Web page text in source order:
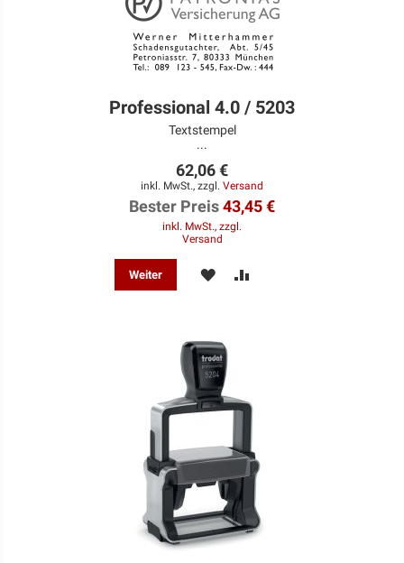
Professional 4.0 / 5203
Textstempel
...
62,06 €
inkl. MwSt., zzgl. Versand
Bester Preis43,45 €
inkl. MwSt., zzgl.
Versand
Weiter MERKEN